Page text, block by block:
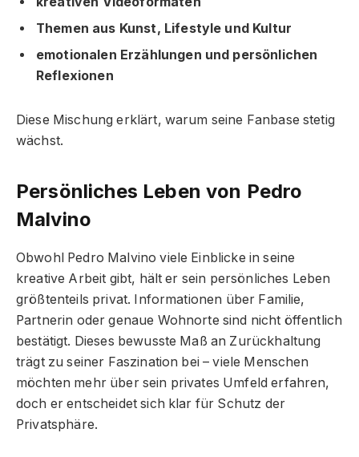
Themen aus Kunst, Lifestyle und Kultur
emotionalen Erzählungen und persönlichen
Reflexionen
Diese Mischung erklärt, warum seine Fanbase stetig
wächst.
Persönliches Leben von Pedro
Malvino
Obwohl Pedro Malvino viele Einblicke in seine
kreative Arbeit gibt, hält er sein persönliches Leben
größtenteils privat. Informationen über Familie,
Partnerin oder genaue Wohnorte sind nicht öffentlich
bestätigt. Dieses bewusste Maß an Zurückhaltung
trägt zu seiner Faszination bei – viele Menschen
möchten mehr über sein privates Umfeld erfahren,
doch er entscheidet sich klar für Schutz der
Privatsphäre.